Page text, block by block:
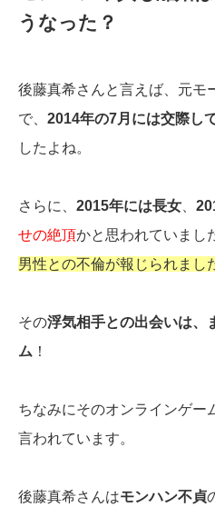
うなった？
後藤真希さんと言えば、元モ
で、 2014年の7月には交際し
したよね。
さらに、 2015年には長女
せの絶頂かと思われていまし
男性との不倫が報じられまし
その浮気相手との出会いは、
ム ！
ちなみにそのオンラインゲー
言われています。
後藤真希さんはモンハン不貞